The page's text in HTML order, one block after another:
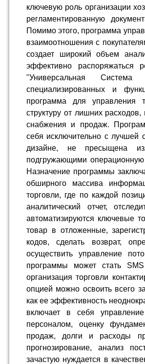
ключевую роль организации
регламентированную
Помимо этого, программа
взаимоотношения с
создает широкий объем
эффективно распоряжаться
"Универсальная
специализированных и
программа для
структуру от лишних
снабжения и продаж.
себя исключительно с
дизайне, не пресыщена
подгружающими
Назначение программы
обширного массива
торговли, где по каждой
аналитический отчет,
автоматизируются ключевые
товар в отложенные,
кодов, сделать возврат,
осуществить управление
программы может стать
организация торговли
опцией можно освоить всего
как ее эффективность
включает в себя
персоналом, оценку
продаж, долги и расходы
прогнозирование, анализ
зачастую нуждается в